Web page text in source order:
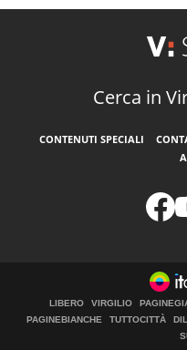
Cerca in
CONTENUTI SPECIALI
LIBERO VIRGILIO
PAGINEBIANCHE
TUTTOCITTÀ